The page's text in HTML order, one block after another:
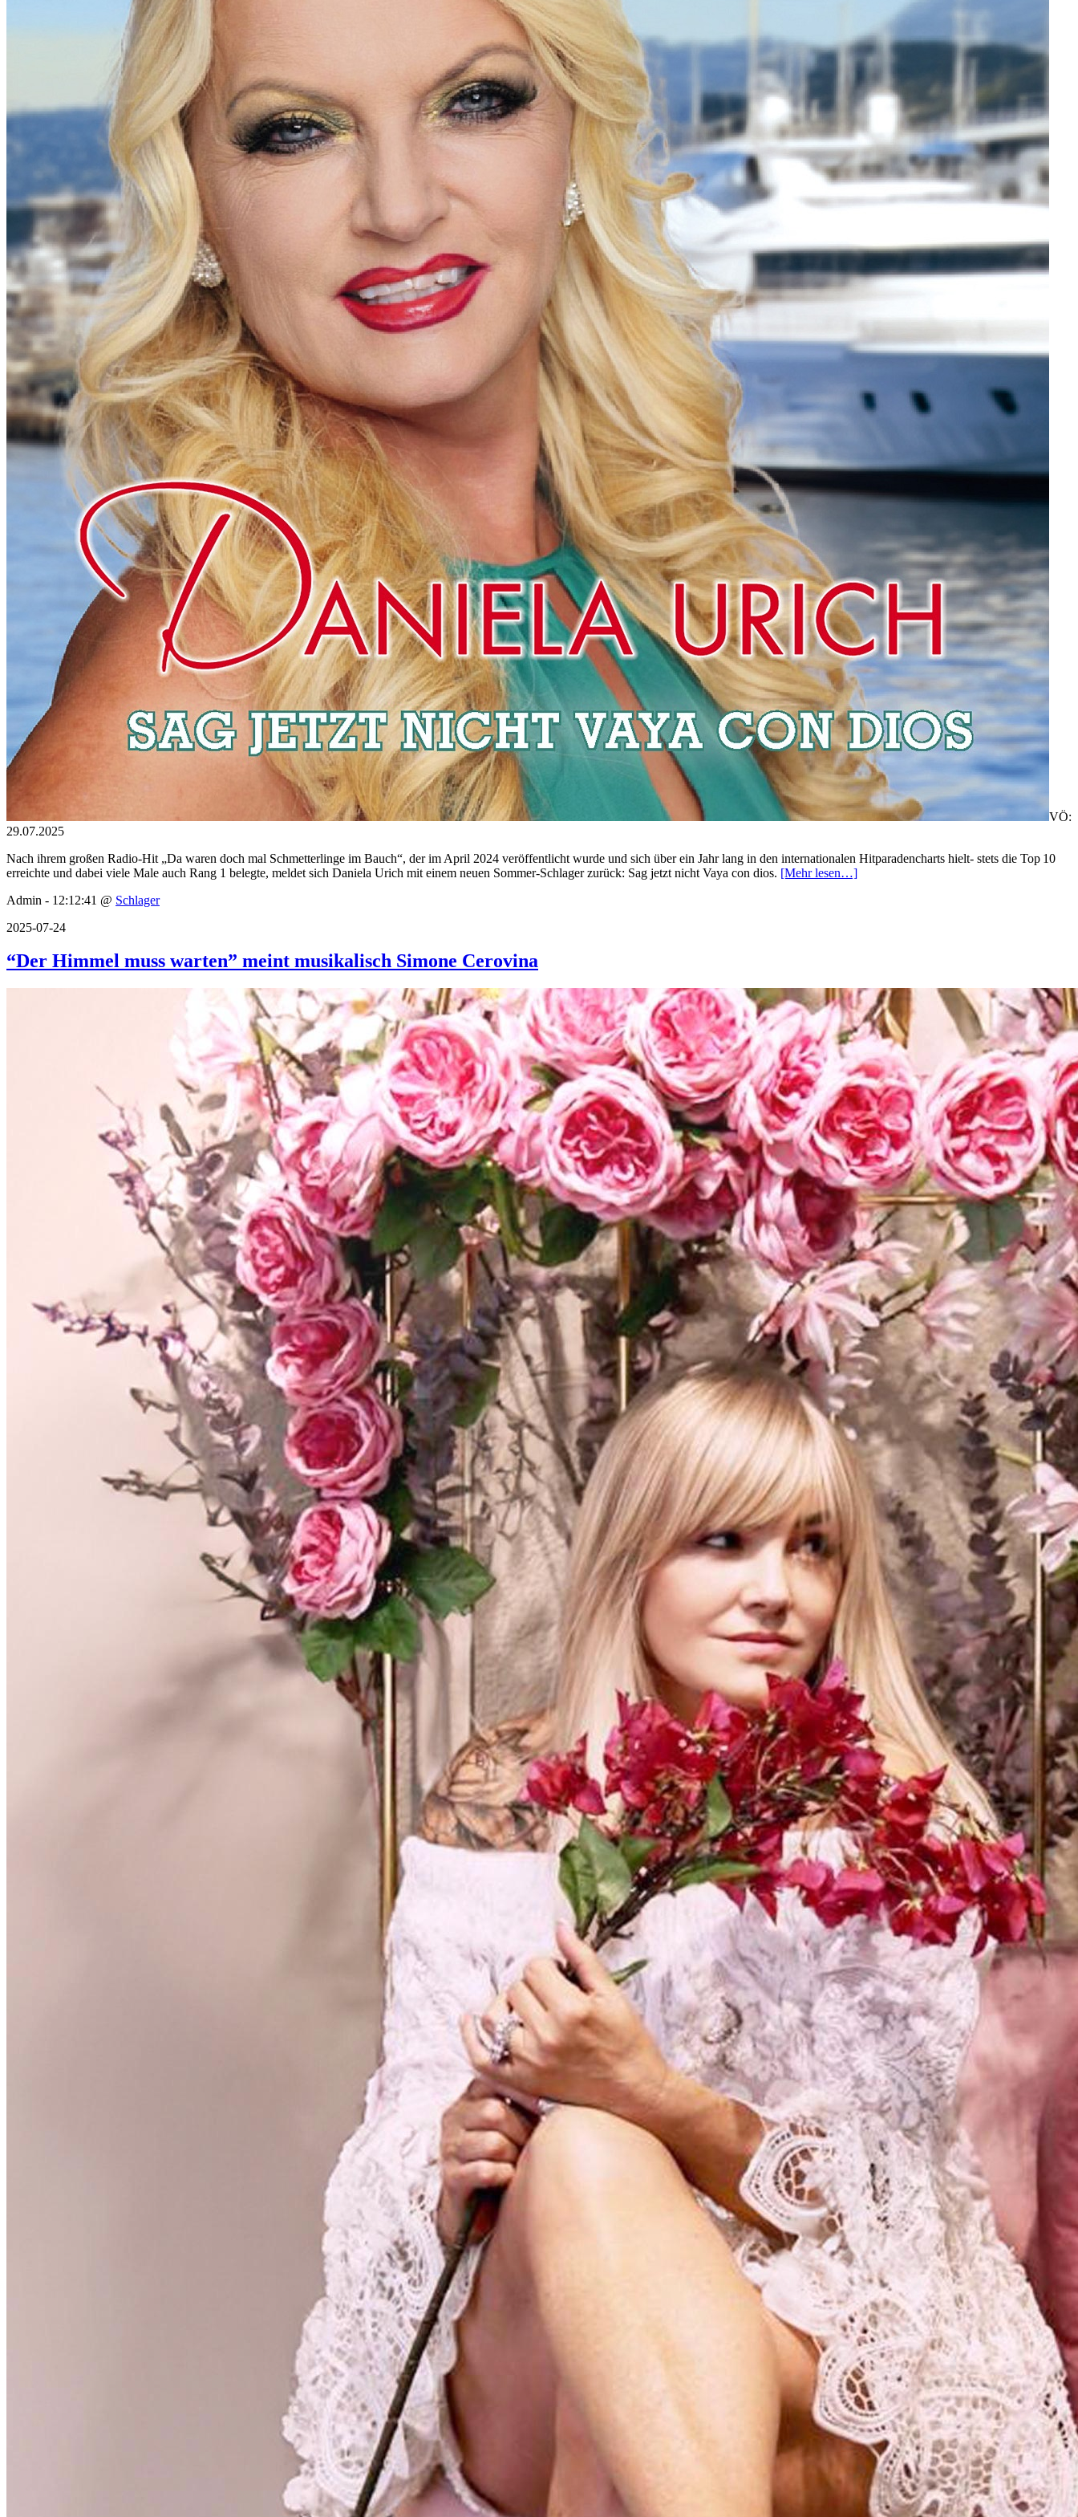
VÖ:
29.07.2025
Nach ihrem großen Radio-Hit „Da waren doch mal Schmetterlinge im Bauch“, der im April 2024 veröffentlicht wurde und sich über ein Jahr lang in den internationalen Hitparadencharts hielt- stets die Top 10
erreichte und dabei viele Male auch Rang 1 belegte, meldet sich Daniela Urich mit einem neuen Sommer-Schlager zurück: Sag jetzt nicht Vaya con dios. [Mehr lesen…]
Admin - 12:12:41 @ Schlager
2025-07-24
“Der Himmel muss warten” meint musikalisch Simone Cerovina